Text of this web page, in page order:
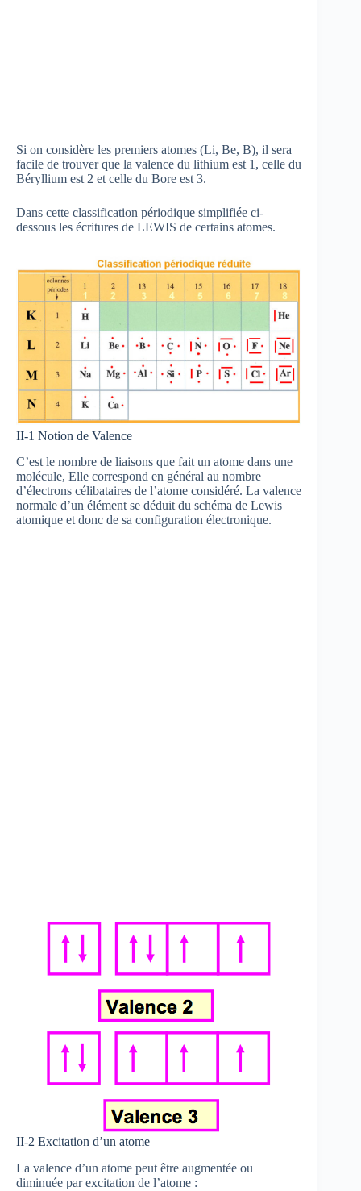
Si on considère les premiers atomes (Li, Be, B), il sera
facile de trouver que la valence du lithium est 1, celle du
Béryllium est 2 et celle du Bore est 3.
Dans cette classification périodique simplifiée ci-
dessous les écritures de LEWIS de certains atomes.
II-1 Notion de Valence
C’est le nombre de liaisons que fait un atome dans une
molécule, Elle correspond en général au nombre
d’électrons célibataires de l’atome considéré. La valence
normale d’un élément se déduit du schéma de Lewis
atomique et donc de sa configuration électronique.
II-2 Excitation d’un atome
La valence d’un atome peut être augmentée ou
diminuée par excitation de l’atome :